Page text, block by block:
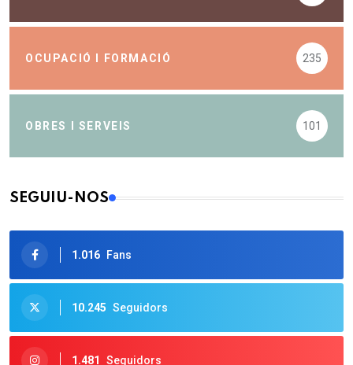
OCUPACIÓ I FORMACIÓ 235
OBRES I SERVEIS 101
SEGUIU-NOS
1.016 Fans
10.245 Seguidors
1.481 Seguidors